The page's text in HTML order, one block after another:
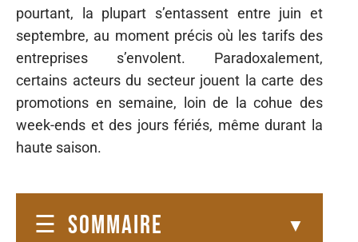
pourtant, la plupart s’entassent entre juin et
septembre, au moment précis où les tarifs des
entreprises s’envolent. Paradoxalement,
certains acteurs du secteur jouent la carte des
promotions en semaine, loin de la cohue des
week-ends et des jours fériés, même durant la
haute saison.
SOMMAIRE